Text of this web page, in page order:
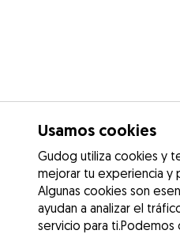
Usamos cookies
Gudog utiliza cookies y
mejorar tu experiencia y
Algunas cookies son
ayudan a analizar el
servicio para